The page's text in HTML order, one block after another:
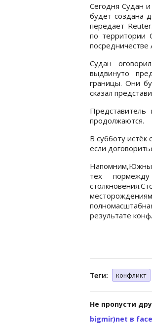
Сегодня Судан
будет создана
передает
по территории
посредничестве
Судан
выдвинуто
границы. Они
сказал
продолжаются.
В субботу истёк
если
тех пормежду
результате
Теги: конфликт
Не пропусти
bigmir)net в